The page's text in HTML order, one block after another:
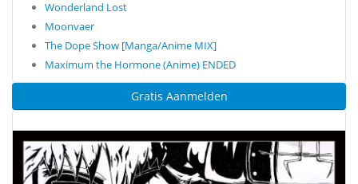
Wonderland Lost
Moonvaer
The Dope Show [Manga/Anime MIX]
Maximum the Hormone (Anime) ENDED
Gratis Aanmelden